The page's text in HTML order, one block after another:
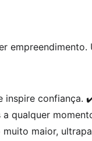
empreendimento.
inspire confiança.
qualquer
maior,